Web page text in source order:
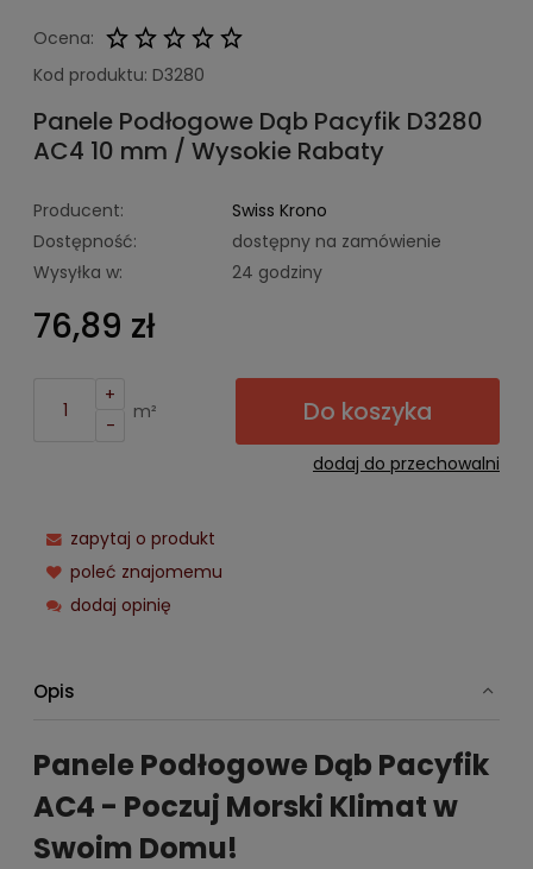
Ocena:
Kod produktu: D3280
Panele Podłogowe Dąb Pacyfik D3280
AC4 10 mm / Wysokie Rabaty
Producent:
Swiss Krono
Dostępność:
dostępny na zamówienie
Wysyłka w:
24 godziny
76,89 zł
+
-
m² Do koszyka
dodaj do przechowalni
zapytaj o produkt
poleć znajomemu
dodaj opinię
Opis
Panele Podłogowe Dąb Pacyfik
AC4 - Poczuj Morski Klimat w
Swoim Domu!